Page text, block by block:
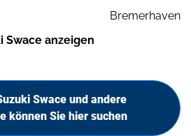
Bremerhaven
Swace anzeigen
Swace und andere
können Sie hier suchen